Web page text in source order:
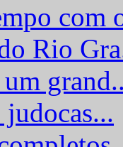
com
Rio
judocas...